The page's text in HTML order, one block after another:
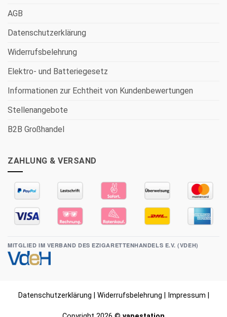
AGB
Datenschutzerklärung
Widerrufsbelehrung
Elektro- und Batteriegesetz
Informationen zur Echtheit von Kundenbewertungen
Stellenangebote
B2B Großhandel
ZAHLUNG & VERSAND
MITGLIED IM VERBAND DES EZIGARETTENHANDELS E.V. (VDEH)
Datenschutzerklärung Widerrufsbelehrung Impressum